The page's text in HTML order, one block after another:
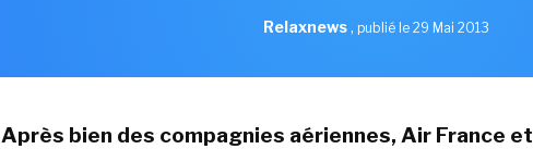
Relaxnews, publié le 29 Mai 2013
Après bien des compagnies aériennes, Air France et